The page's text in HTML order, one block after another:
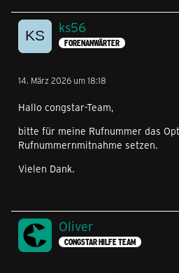
ks56
FORENANWÄRTER
14. März 2026 um 18:18
Hallo congstar-Team,
bitte für meine Rufnummer das
Rufnummernmitnahme setzen.
Vielen Dank.
Oliver
CONGSTAR HILFE TEAM